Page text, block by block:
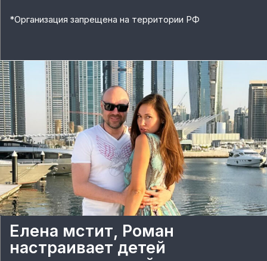
*Организация запрещена на территории РФ
Елена мстит, Роман
настраивает детей